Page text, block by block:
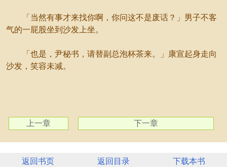
「当然有事才来找你啊，你问这不是废话？」男子不客
气的一屁股坐到沙发上坐。
「也是，尹秘书，请替副总泡杯茶来。」康宣起身走向
沙发，笑容未减。
上一章 下一章
返回书页 返回目录 下载本书